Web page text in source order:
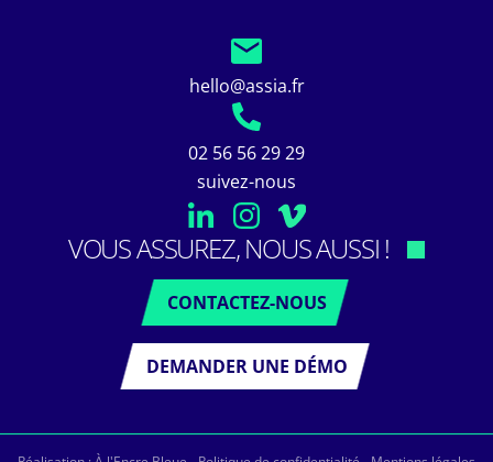
hello@assia.fr
02 56 56 29 29
suivez-nous
VOUS ASSUREZ, NOUS AUSSI !
CONTACTEZ-NOUS
DEMANDER UNE DÉMO